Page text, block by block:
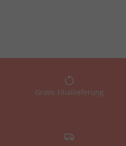
Gratis Filiallieferung